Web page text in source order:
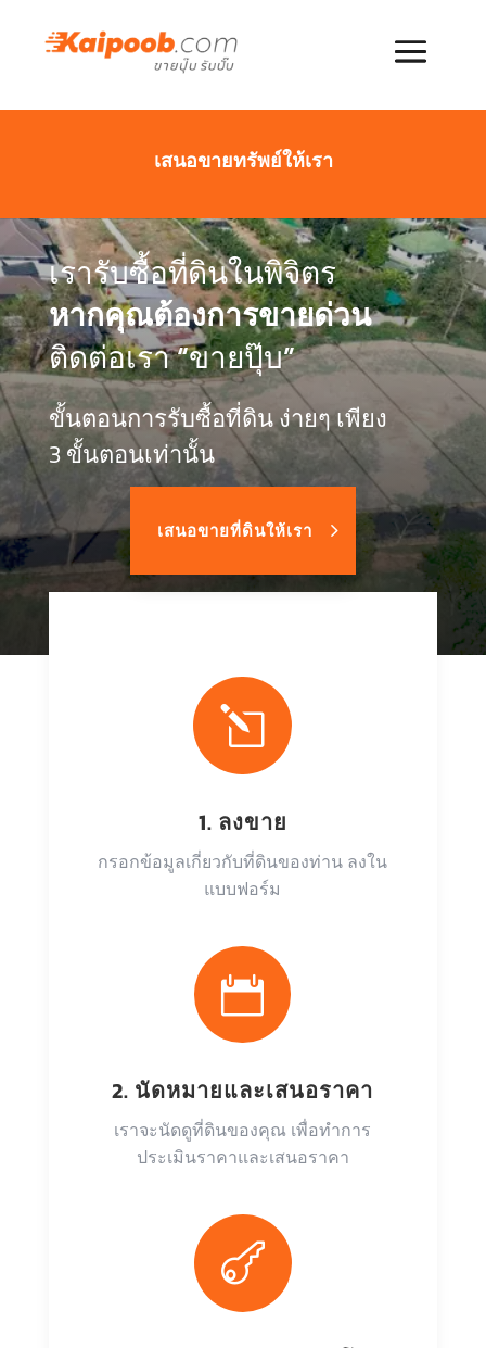
เสนอขายทรัพย์ให้เรา
เรารับซื้อที่ดินในพิจิตร
หากคุณต้องการขายด่วน
ติดต่อเรา “ขายปุ๊บ”
ขั้นตอนการรับซื้อที่ดิน ง่ายๆ เพียง
3 ขั้นตอนเท่านั้น
เสนอขายที่ดินให้เรา
l
1. ลงขาย
กรอกข้อมูลเกี่ยวกับที่ดินของท่าน ลงใน
แบบฟอร์ม

2. นัดหมายและเสนอราคา
เราจะนัดดูที่ดินของคุณ เพื่อทำการ
ประเมินราคาและเสนอราคา
